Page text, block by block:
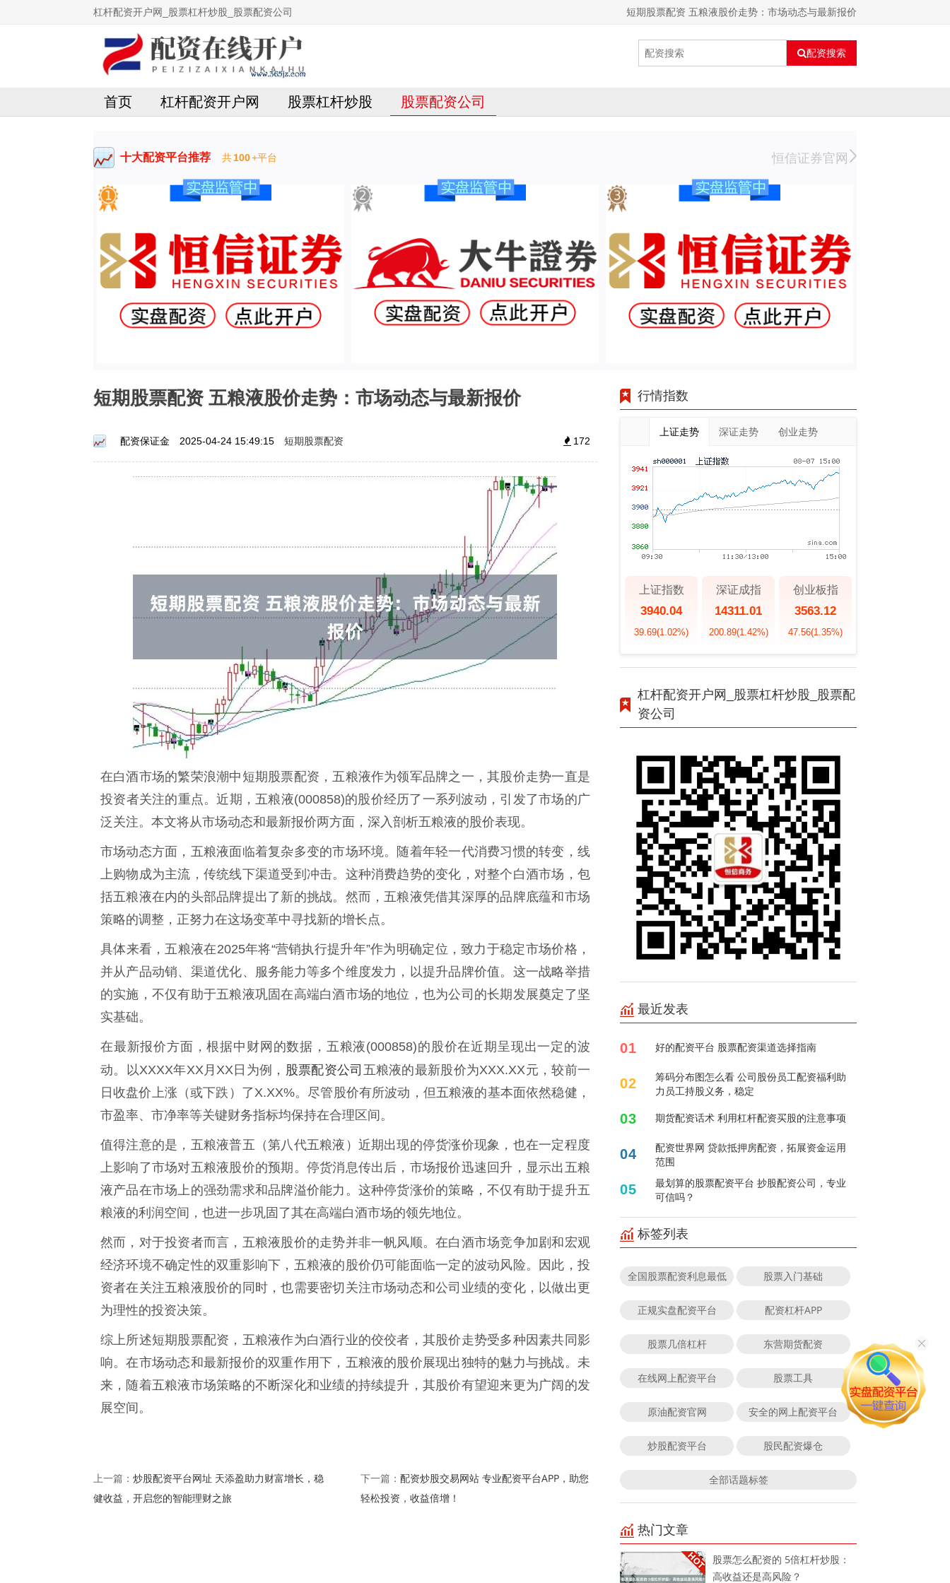
杠杆配资开户网_股票杠杆炒股_股票配资公司 短期股票配资 五粮液股价走势：市场动态与最新报价
配资搜索
首页 杠杆配资开户网 股票杠杆炒股 股票配资公司
十大配资平台推荐 共100+平台 恒信证券官网
短期股票配资 五粮液股价走势：市场动态与最新报价
配资保证金 2025-04-24 15:49:15 短期股票配资 172
在白酒市场的繁荣浪潮中短期股票配资，五粮液作为领军品牌之一，其股价走势一直是
投资者关注的重点。近期，五粮液(000858)的股价经历了一系列波动，引发了市场的广
泛关注。本文将从市场动态和最新报价两方面，深入剖析五粮液的股价表现。
市场动态方面，五粮液面临着复杂多变的市场环境。随着年轻一代消费习惯的转变，线
上购物成为主流，传统线下渠道受到冲击。这种消费趋势的变化，对整个白酒市场，包
括五粮液在内的头部品牌提出了新的挑战。然而，五粮液凭借其深厚的品牌底蕴和市场
策略的调整，正努力在这场变革中寻找新的增长点。
具体来看，五粮液在2025年将“营销执行提升年”作为明确定位，致力于稳定市场价格，
并从产品动销、渠道优化、服务能力等多个维度发力，以提升品牌价值。这一战略举措
的实施，不仅有助于五粮液巩固在高端白酒市场的地位，也为公司的长期发展奠定了坚
实基础。
在最新报价方面，根据中财网的数据，五粮液(000858)的股价在近期呈现出一定的波
动。以XXXX年XX月XX日为例， 股票配资公司 五粮液的最新股价为XXX.XX元，较前一
日收盘价上涨（或下跌）了X.XX%。尽管股价有所波动，但五粮液的基本面依然稳健，
市盈率、市净率等关键财务指标均保持在合理区间。
值得注意的是，五粮液普五（第八代五粮液）近期出现的停货涨价现象，也在一定程度
上影响了市场对五粮液股价的预期。停货消息传出后，市场报价迅速回升，显示出五粮
液产品在市场上的强劲需求和品牌溢价能力。这种停货涨价的策略，不仅有助于提升五
粮液的利润空间，也进一步巩固了其在高端白酒市场的领先地位。
然而，对于投资者而言，五粮液股价的走势并非一帆风顺。在白酒市场竞争加剧和宏观
经济环境不确定性的双重影响下，五粮液的股价仍可能面临一定的波动风险。因此，投
资者在关注五粮液股价的同时，也需要密切关注市场动态和公司业绩的变化，以做出更
为理性的投资决策。
综上所述短期股票配资，五粮液作为白酒行业的佼佼者，其股价走势受多种因素共同影
响。在市场动态和最新报价的双重作用下，五粮液的股价展现出独特的魅力与挑战。未
来，随着五粮液市场策略的不断深化和业绩的持续提升，其股价有望迎来更为广阔的发
展空间。
上一篇： 炒股配资平台网址 天添盈助力财富增长，稳
健收益，开启您的智能理财之旅
下一篇： 配资炒股交易网站 专业配资平台APP，助您
轻松投资，收益倍增！
行情指数
上证走势 深证走势 创业走势
上证指数
3940.04
39.69(1.02%)
深证成指
14311.01
200.89(1.42%)
创业板指
3563.12
47.56(1.35%)
杠杆配资开户网_股票杠杆炒股_股票配
资公司
最近发表
01 好的配资平台 股票配资渠道选择指南
02
筹码分布图怎么看 公司股份员工配资福利助
力员工持股义务，稳定
03 期货配资话术 利用杠杆配资买股的注意事项
04
配资世界网 贷款抵押房配资，拓展资金运用
范围
05
最划算的股票配资平台 抄股配资公司，专业
可信吗？
标签列表
全国股票配资利息最低 股票入门基础
正规实盘配资平台 配资杠杆APP
股票几倍杠杆 东营期货配资
在线网上配资平台 股票工具
原油配资官网 安全的网上配资平台
炒股配资平台 股民配资爆仓
全部话题标签
热门文章
股票怎么配资的 5倍杠杆炒股：
高收益还是高风险？